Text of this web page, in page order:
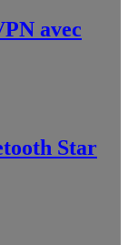
avec
Star